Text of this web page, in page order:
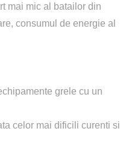
mai mic al batailor din
consumul de energie al
grele cu un
celor mai dificili curenti si